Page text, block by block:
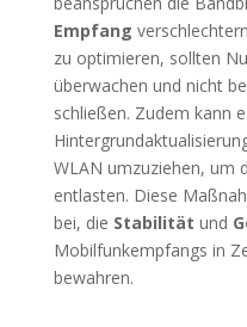
Empfang
zu optimieren, sollten
überwachen und nicht
schließen. Zudem kann
WLAN umzuziehen, um
entlasten. Diese
bei, die Stabilität und
Mobilfunkempfangs in
bewahren.